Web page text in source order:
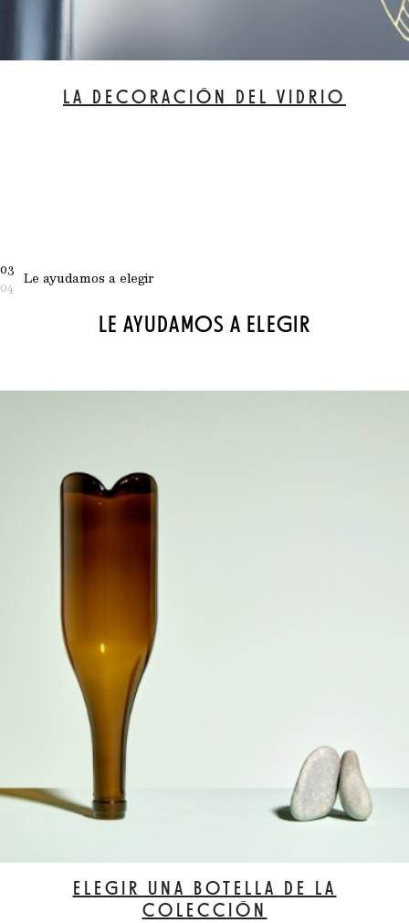
LA DECORACIÓN DEL VIDRIO
03
04
Le ayudamos a elegir
LE AYUDAMOS A ELEGIR
ELEGIR UNA BOTELLA DE LA
COLECCIÓN